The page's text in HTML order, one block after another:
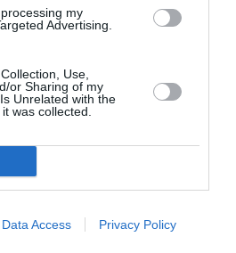
my
Advertising.
Use,
or Sharing of my
Unrelated with the
was collected.
Data Access Privacy Policy
terre où ils sont nés mais à
même après diverses